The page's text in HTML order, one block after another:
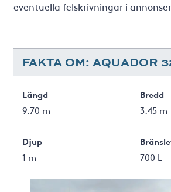
eventuella felskrivningar i
FAKTA OM: AQUADOR
Längd
9.70 m
Bredd
3.45 m
Djup
1 m
700 L